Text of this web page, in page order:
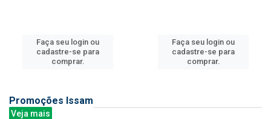
Faça seu login ou
cadastre-se para
comprar.
Faça seu login ou
cadastre-se para
comprar.
Promoções Issam
Veja mais